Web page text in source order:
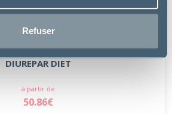
Refuser
DIUREPAR DIET
à partir de
50.86€